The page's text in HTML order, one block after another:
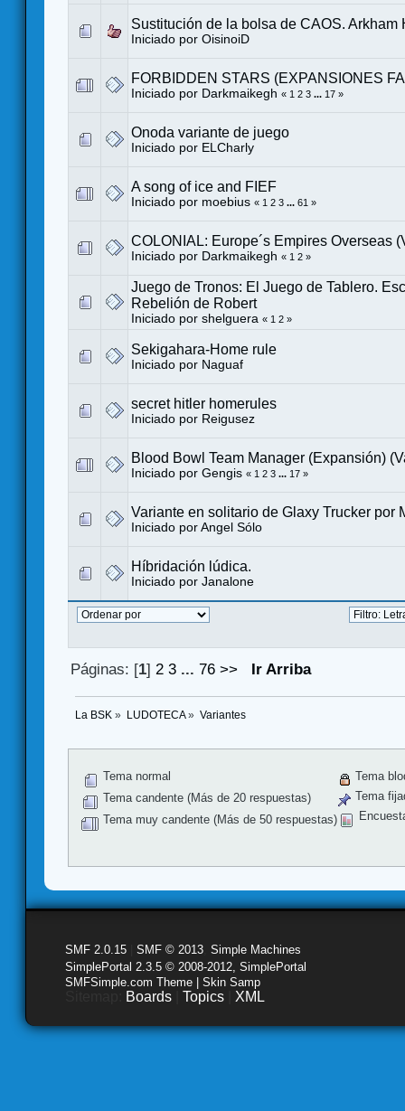
Sustitución de la bolsa de CAOS. Arkham
Iniciado por OisinoiD
FORBIDDEN STARS (EXPANSIONES
Iniciado por Darkmaikegh « 1 2 3 ... 17 »
Onoda variante de juego
Iniciado por ELCharly
A song of ice and FIEF
Iniciado por moebius « 1 2 3 ... 61 »
COLONIAL: Europe´s Empires Overseas
Iniciado por Darkmaikegh « 1 2 »
Juego de Tronos: El Juego de Tablero.
Rebelión de Robert
Iniciado por shelguera « 1 2 »
Sekigahara-Home rule
Iniciado por Naguaf
secret hitler homerules
Iniciado por Reigusez
Blood Bowl Team Manager (Expansión)
Iniciado por Gengis « 1 2 3 ... 17 »
Variante en solitario de Glaxy Trucker por
Iniciado por Angel Sólo
Híbridación lúdica.
Iniciado por Janalone
Páginas: [1] 2 3 ...76 >> Ir Arriba
La BSK » LUDOTECA» Variantes
Tema normal
Tema candente (Más de 20 respuestas)
Tema muy candente (Más de 50 respuestas)
Tema
Tema
SMF 2.0.15 SMF © 2013 Simple Machines
SimplePortal 2.3.5 © 2008-2012, SimplePortal
SMFSimple.com Theme | Skin Samp
Boards Topics XML